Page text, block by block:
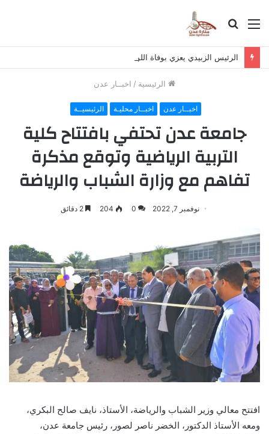
القائمة بحث
الرئيس الزبيدي يعزي بوفاة اللواء صالح عبدالحبيب
الرئيسية / اخبــار عدن
اخبــار عدن اخبــار محليـة الرئيسيــة
جامعة عدن تحتفي بافتتاح كلية
التربية الرياضية وتوقع مذكرة
تفاهم مع وزارة الشباب والرياضة
نوفمبر 7, 2022 0
204
افتتح معالي وزير الشباب والرياضة، الأستاذ، نايف صالح البكري،
ومعه الأستاذ الدكتور، الخضر ناصر لصور، رئيس جامعة عدن،